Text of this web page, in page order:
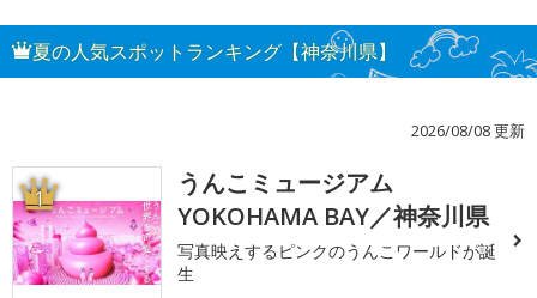
夏の人気スポットランキング【神奈川県】
2026/08/08 更新
1
うんこミュージアム
YOKOHAMA BAY／神奈川県
写真映えするピンクのうんこワールドが誕
生